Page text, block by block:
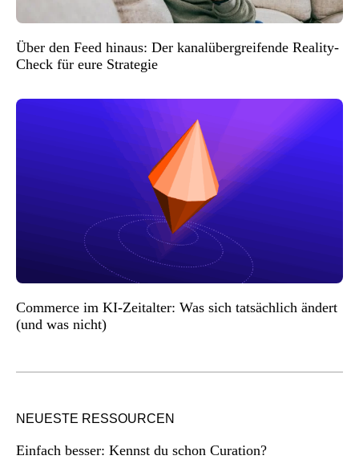
Über den Feed hinaus: Der kanalübergreifende Reality-
Check für eure Strategie
Commerce im KI-Zeitalter: Was sich tatsächlich ändert
(und was nicht)
NEUESTE RESSOURCEN
Einfach besser: Kennst du schon Curation?